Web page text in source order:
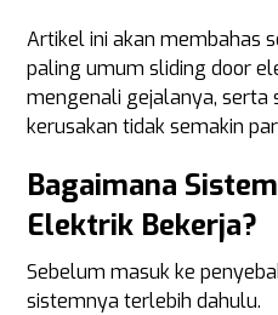
Artikel ini akan membahas
paling umum sliding door
mengenali gejalanya, serta
kerusakan tidak semakin
Bagaimana
Elektrik Bekerja?
Sebelum masuk ke
sistemnya terlebih dahulu.